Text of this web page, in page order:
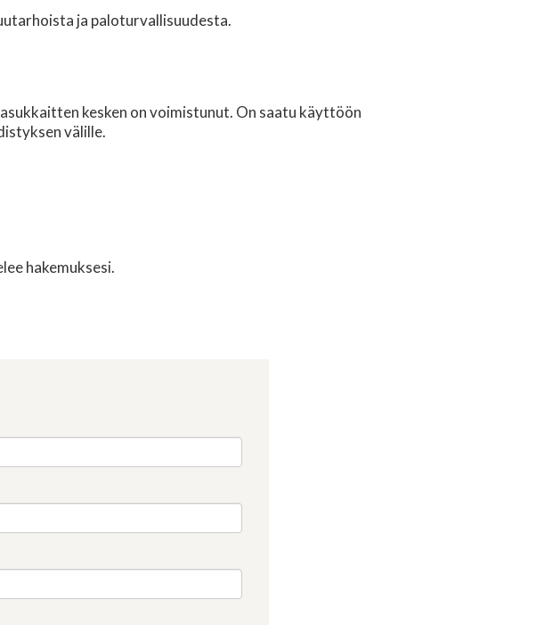
ja paloturvallisuudesta.
kesken on voimistunut. On saatu käyttöön
välille.
hakemuksesi.